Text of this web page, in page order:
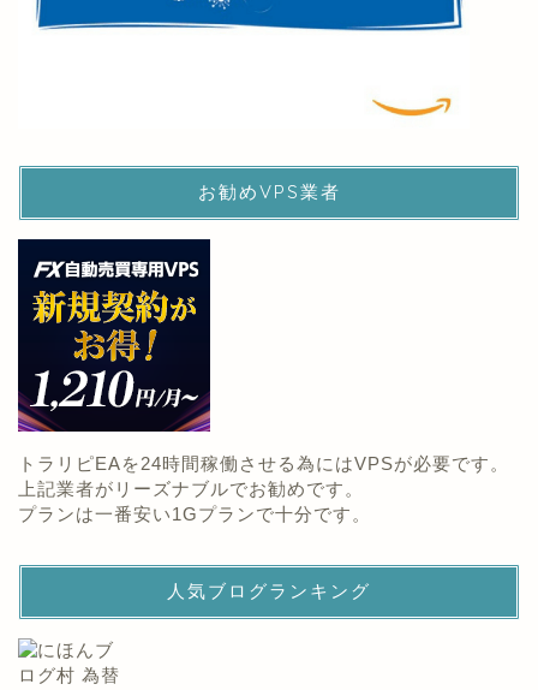
お勧めVPS業者
トラリピEAを24時間稼働させる為にはVPSが必要です。
上記業者がリーズナブルでお勧めです。
プランは一番安い1Gプランで十分です。
人気ブログランキング